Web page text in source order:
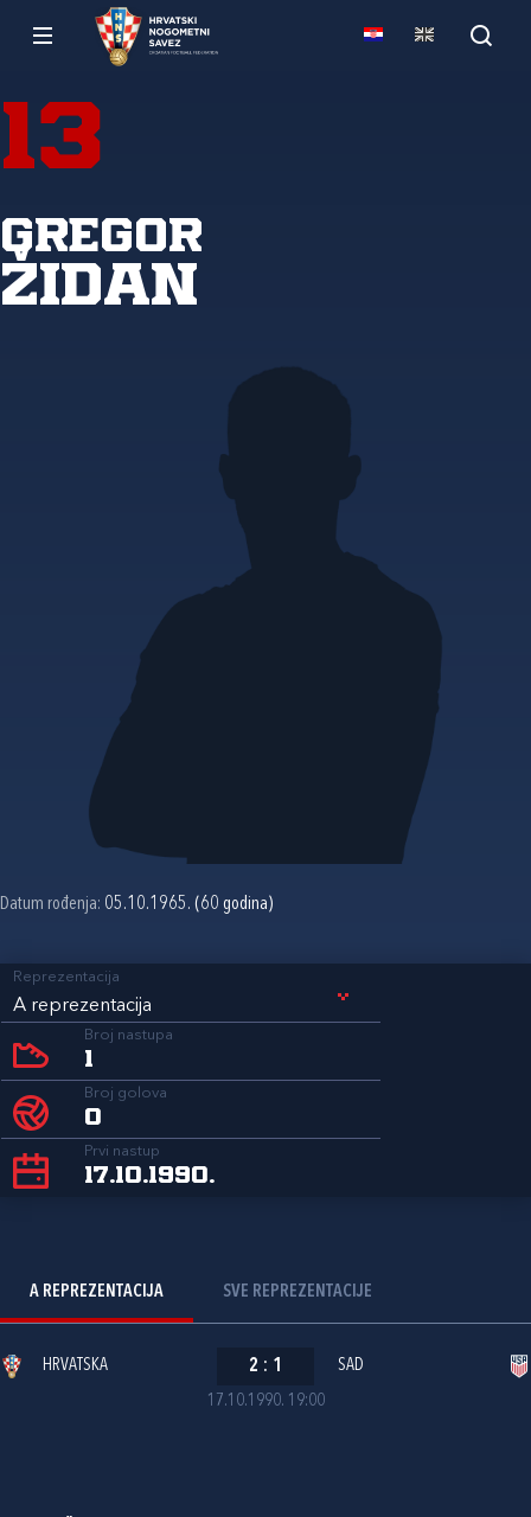
13
Gregor
Židan
Datum rođenja: 05.10.1965. (60 godina)
Reprezentacija
A reprezentacija
Broj nastupa
1
Broj golova
0
Prvi nastup
17.10.1990.
A REPREZENTACIJA SVE REPREZENTACIJE
17.10.1990. 19:00
HRVATSKA 2 : 1 SAD